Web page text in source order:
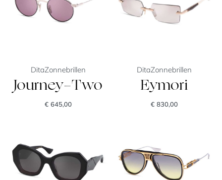
DitaZonnebrillen
Journey-Two
€645,00
DitaZonnebrillen
Eymori
€830,00